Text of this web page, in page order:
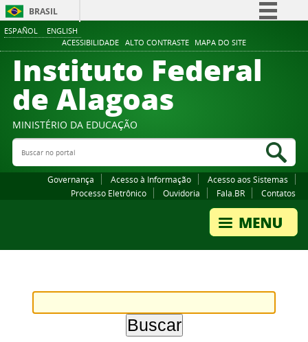
ESPAÑOL ENGLISH
ACESSIBILIDADE ALTO CONTRASTE MAPA DO SITE
BRASIL
Comunica BR
Participe
Canais
Instituto Federal
de Alagoas
MINISTÉRIO DA EDUCAÇÃO
Buscar no portal
Governança Acesso à Informação
Acesso aos Sistemas
Processo Eletrônico
Ouvidoria Fala.BR Contatos